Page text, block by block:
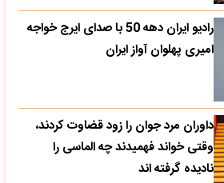
رادیو ایران دهه 50 با صدای ایرج خواجه
امیری پهلوان آواز ایران
داوران مرد جوان را زود قضاوت کردند،
وقتی خواند فهمیدند چه الماسی را
نادیده گرفته اند